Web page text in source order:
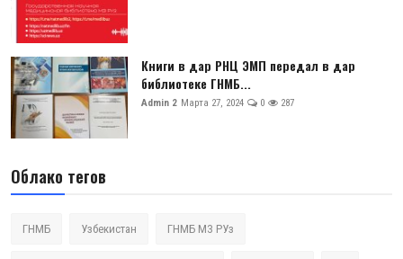
Книги в дар РНЦ ЭМП передал в дар
библиотеке ГНМБ...
Admin 2 Марта 27, 2024 0 287
Облако тегов
ГНМБ Узбекистан ГНМБ МЗ РУз